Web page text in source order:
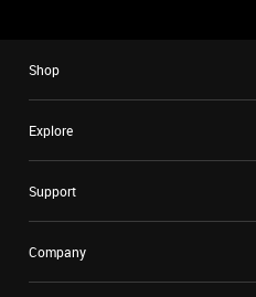
Shop
Explore
Support
Company